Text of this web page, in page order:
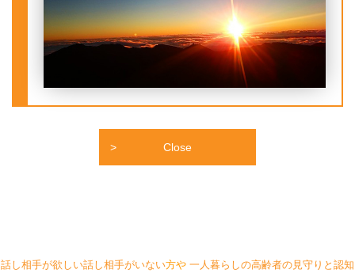
Close
話し相手が欲しい話し相手がいない方や 一人暮らしの高齢者の見守りと認知